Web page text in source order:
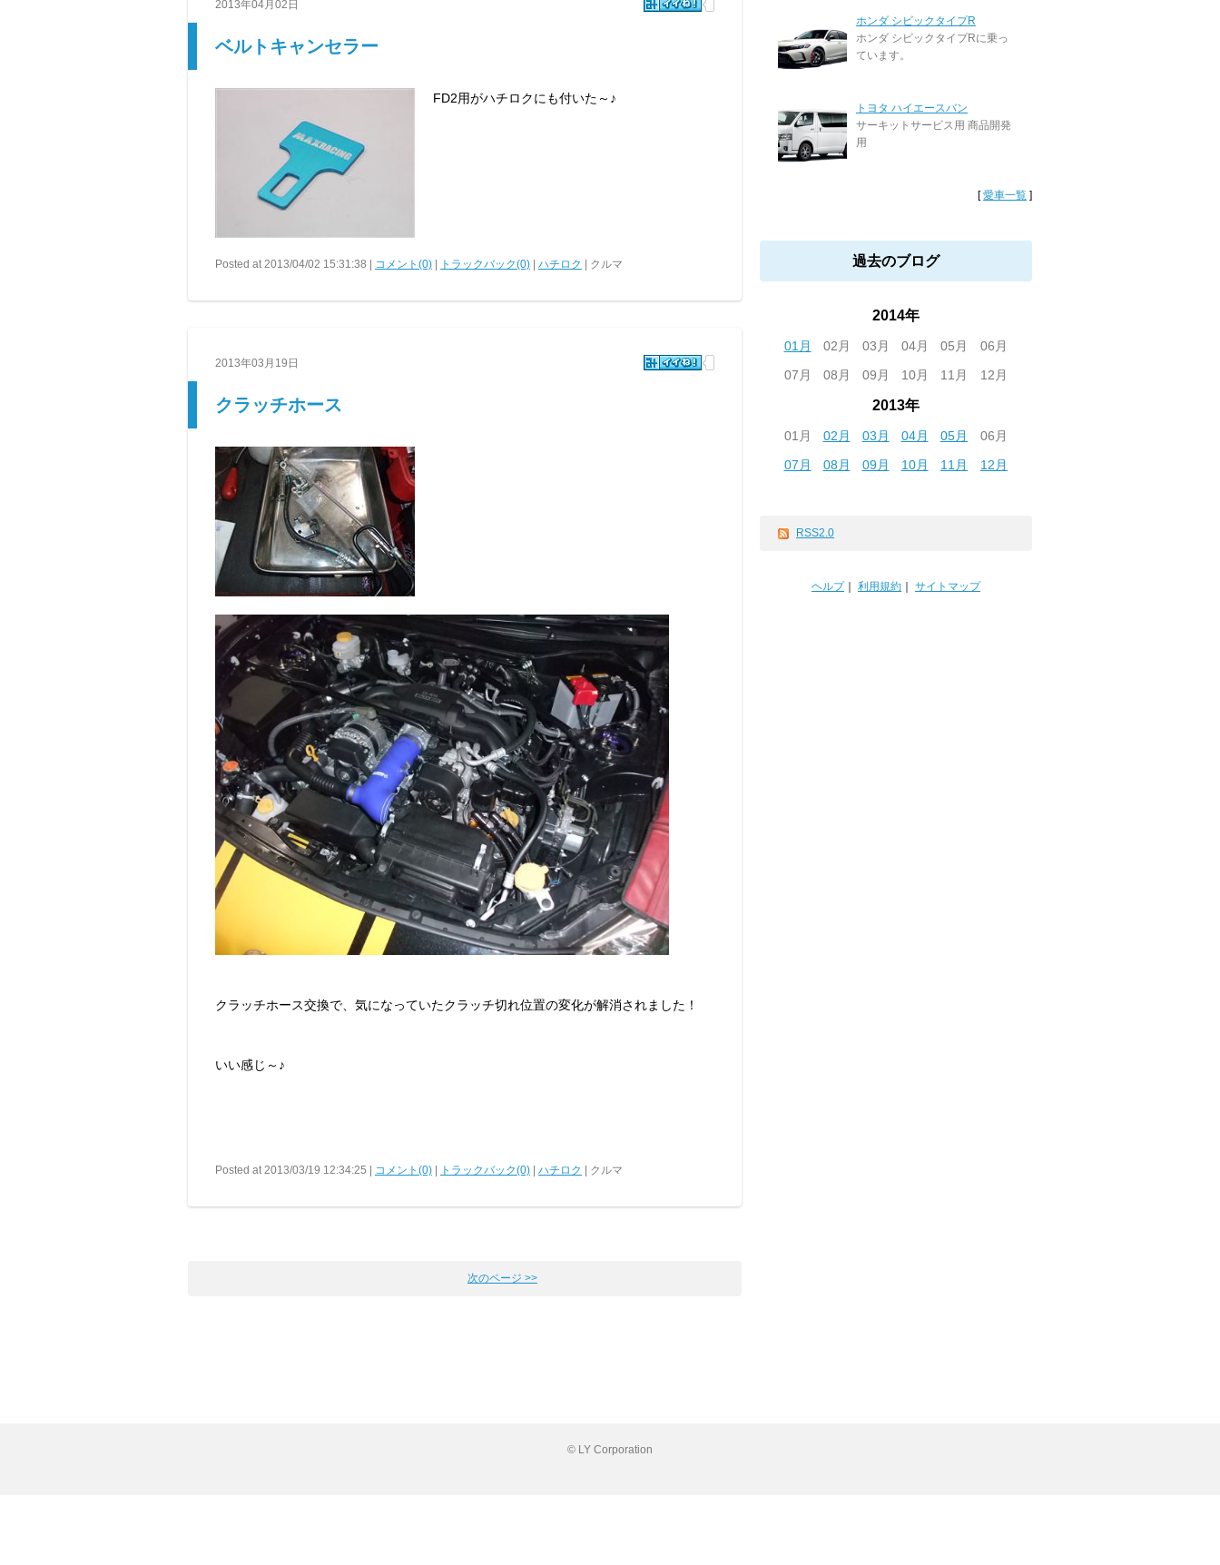
2013年04月02日
ベルトキャンセラー
FD2用がハチロクにも付いた～♪
Posted at 2013/04/02 15:31:38 | コメント(0) トラックバック(0) ハチロク | クルマ
2013年03月19日
クラッチホース
クラッチホース交換で、気になっていたクラッチ切れ位置の変化が解消されました！
いい感じ～♪
Posted at 2013/03/19 12:34:25 | コメント(0) トラックバック(0) ハチロク | クルマ
次のページ >>
ホンダ シビックタイプR
ホンダ シビックタイプRに乗っ
ています。
トヨタ ハイエースバン
サーキットサービス用 商品開発
用
[愛車一覧 ]
過去のブログ
2014年
01月 02月 03月 04月 05月
06月
07月
08月 09月 10月 11月 12月
2013年
01月 02月 03月 04月 05月
06月
07月
08月 09月 10月 11月 12月
RSS2.0
ヘルプ｜ 利用規約 サイトマップ
© LY Corporation